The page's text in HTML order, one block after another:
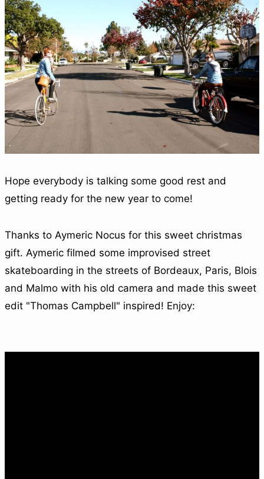
Hope everybody is talking some good rest and
getting ready for the new year to come!
Thanks to Aymeric Nocus for this sweet christmas
gift. Aymeric filmed some improvised street
skateboarding in the streets of Bordeaux, Paris, Blois
and Malmo with his old camera and made this sweet
edit "Thomas Campbell" inspired! Enjoy: